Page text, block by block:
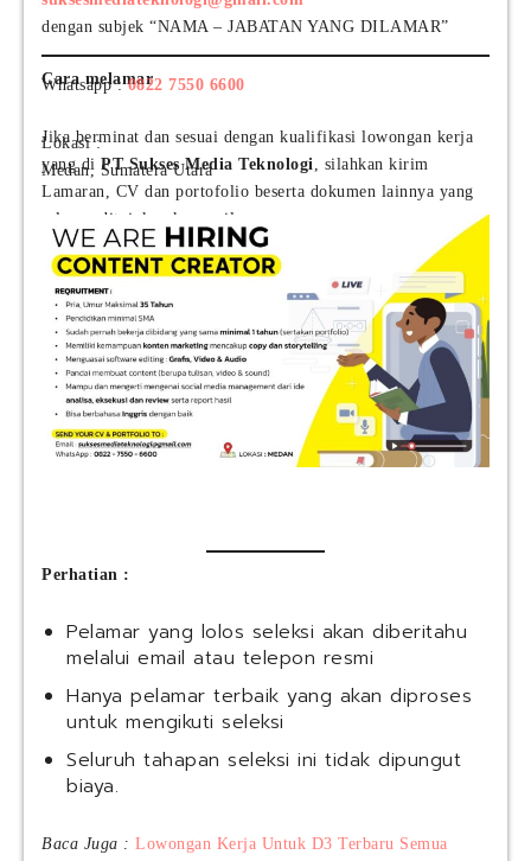
Cara melamar
Jika berminat dan sesuai dengan kualifikasi lowongan kerja
yang di PT Sukses Media Teknologi, silahkan kirim
Lamaran, CV dan portofolio beserta dokumen lainnya yang
relevan ditujukan ke email :
dengan subjek “NAMA – JABATAN YANG DILAMAR”
Whatsapp :0822 7550 6600
Lokasi :
Medan, Sumatera Utara
Perhatian :
Pelamar yang lolos seleksi akan diberitahu
melalui email atau telepon resmi
Hanya pelamar terbaik yang akan diproses
untuk mengikuti seleksi
Seluruh tahapan seleksi ini tidak dipungut
biaya.
Baca Juga : Lowongan Kerja Untuk D3 Terbaru Semua